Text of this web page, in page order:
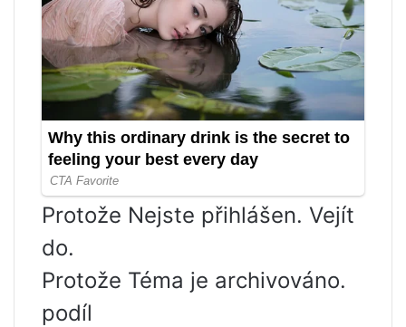
Protože Nejste přihlášen. Vejít
do.
Protože Téma je archivováno.
podíl